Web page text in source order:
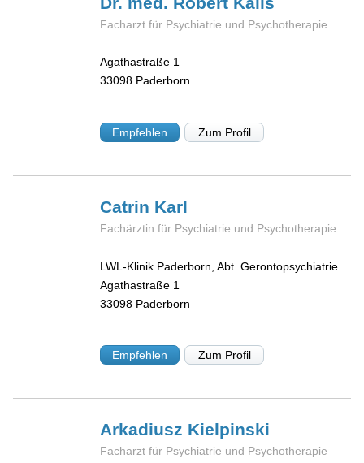
Facharzt für Psychiatrie und Psychotherapie
Agathastraße 1
33098 Paderborn
Empfehlen Zum Profil
Catrin Karl
Fachärztin für Psychiatrie und Psychotherapie
LWL-Klinik Paderborn, Abt. Gerontopsychiatrie
Agathastraße 1
33098 Paderborn
Empfehlen Zum Profil
Arkadiusz Kielpinski
Facharzt für Psychiatrie und Psychotherapie